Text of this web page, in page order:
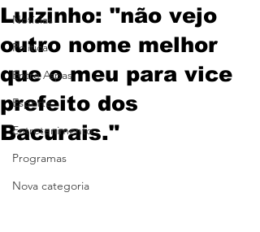
Notícias
Política
Entre Aspas
Esporte
Entretenimento
Programas
Nova categoria
Luizinho: "não vejo
outro nome melhor
que o meu para vice
prefeito dos
Bacurais."